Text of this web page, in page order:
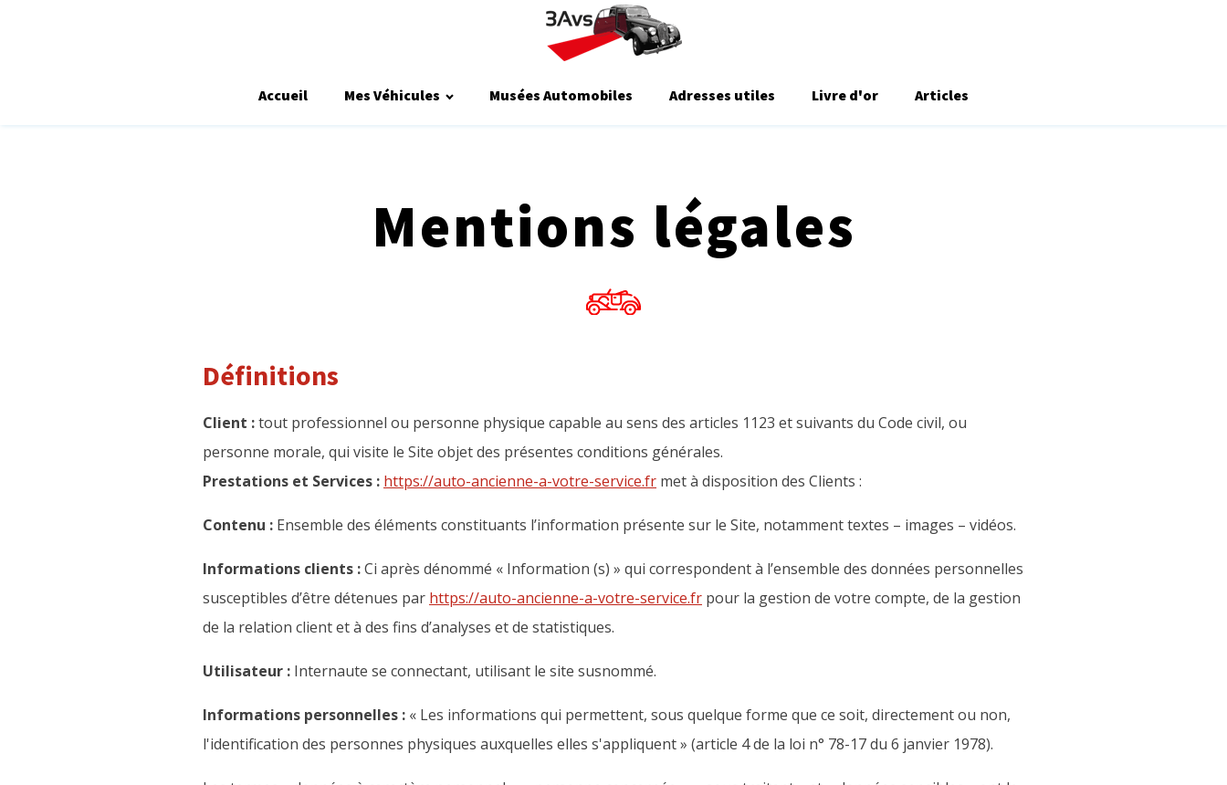
Accueil Mes Véhicules Musées Automobiles Adresses utiles Livre d'or Articles
Mentions légales
Définitions
Client :tout professionnel ou personne physique capable au sens des articles 1123 et suivants du Code civil, ou
personne morale, qui visite le Site objet des présentes conditions générales.
Prestations et Services : https://auto-ancienne-a-votre-service.fr met à disposition des Clients :
Contenu : Ensemble des éléments constituants l’information présente sur le Site, notamment textes – images – vidéos.
Informations clients :Ci après dénommé « Information (s) » qui correspondent à l’ensemble des données personnelles
susceptibles d’être détenues par https://auto-ancienne-a-votre-service.fr pour la gestion de votre compte, de la gestion
de la relation client et à des fins d’analyses et de statistiques.
Utilisateur : Internaute se connectant, utilisant le site susnommé.
Informations personnelles : « Les informations qui permettent, sous quelque forme que ce soit, directement ou non,
l'identification des personnes physiques auxquelles elles s'appliquent » (article 4 de la loi n° 78-17 du 6 janvier 1978).